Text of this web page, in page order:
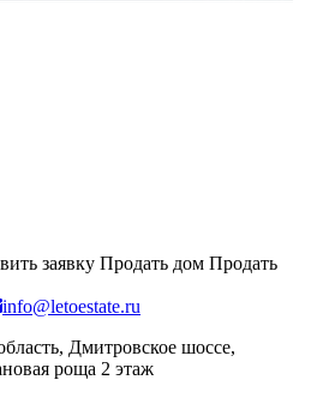
заявку Продать дом Продать
info@letoestate.ru
Дмитровское шоссе,
роща 2 этаж